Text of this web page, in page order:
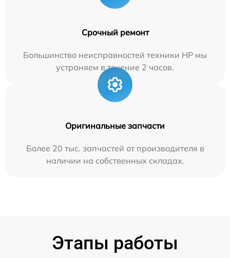
Срочный ремонт
Большинство неисправностей техники HP мы
устраняем в течение 2 часов.
Оригинальные запчасти
Более 20 тыс. запчастей от производителя в
наличии на собственных складах.
Этапы работы